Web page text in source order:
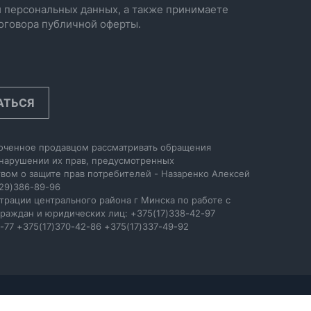
персональных данных, а также принимаете
публичной оферты.
продавцом рассматривать обращения
их прав, предусмотренных
о защите прав потребителей - Назаренко Алексей
89-96
центрального района г Минска по работе с
и юридических лиц: +375(17)338-42-97
77 +375(17)370-42-86 +375(17)337-49-92